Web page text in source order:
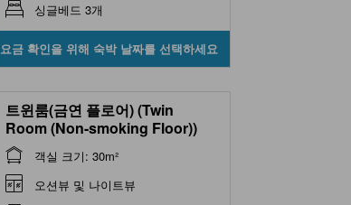
싱글베드 3개
요금 확인을 위해 숙박 날짜를 선택하세요
트윈룸(금연 플로어) (Twin
Room (Non-smoking Floor))
객실 크기: 30m²
오션뷰 및 나이트뷰